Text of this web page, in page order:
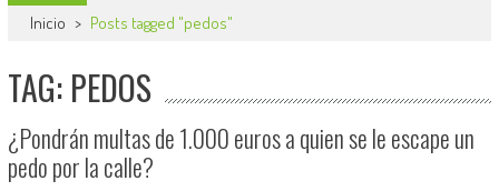
Inicio > Posts tagged "pedos"
TAG: PEDOS
¿Pondrán multas de 1.000 euros a quien se le escape un
pedo por la calle?